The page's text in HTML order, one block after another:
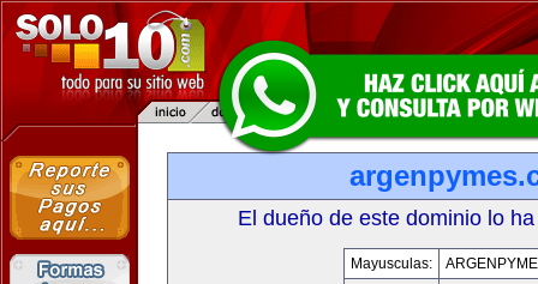
El dueño de este dominio lo
Mayusculas: